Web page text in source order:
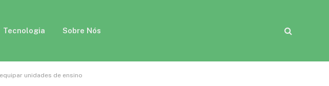
Tecnologia Sobre Nós
unidades de ensino